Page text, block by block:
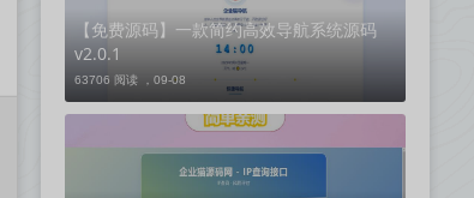
【免费源码】一款简约高效导航系统源码
v2.0.1
63706 阅读 ， 09-08